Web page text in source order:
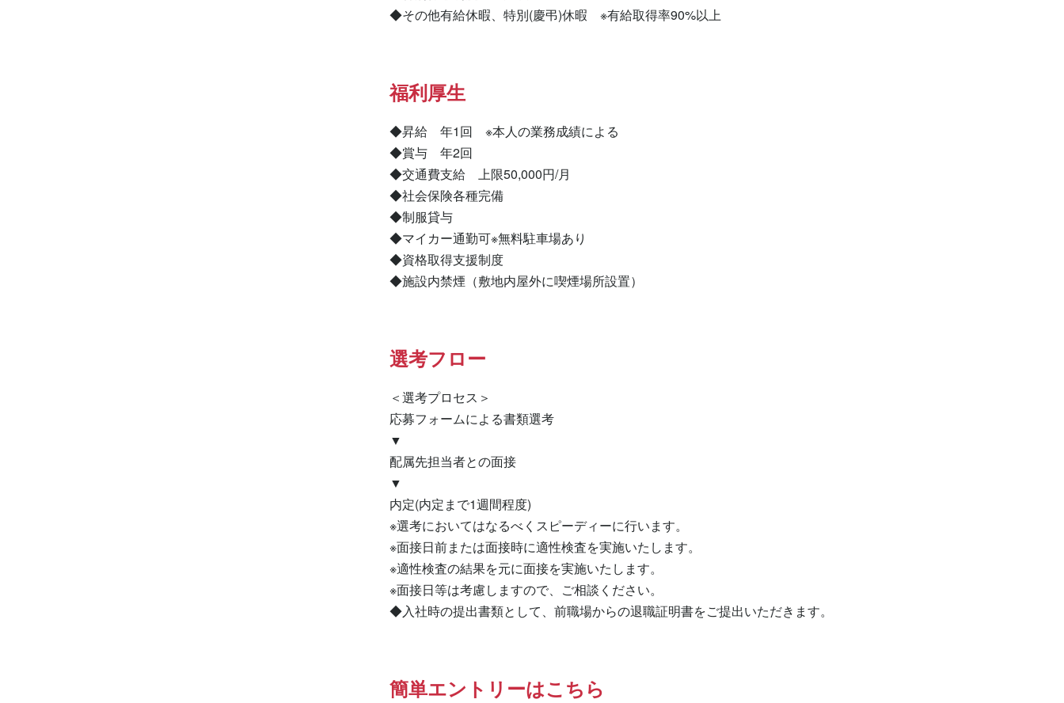
◆その他有給休暇、特別(慶弔)休暇　※有給取得率90%以上
福利厚生
◆昇給　年1回　※本人の業務成績による
◆賞与　年2回
◆交通費支給　上限50,000円/月
◆社会保険各種完備
◆制服貸与
◆マイカー通勤可※無料駐車場あり
◆資格取得支援制度
◆施設内禁煙（敷地内屋外に喫煙場所設置）
選考フロー
＜選考プロセス＞
応募フォームによる書類選考
▼
配属先担当者との面接
▼
内定(内定まで1週間程度)
※選考においてはなるべくスピーディーに行います。
※面接日前または面接時に適性検査を実施いたします。
※適性検査の結果を元に面接を実施いたします。
※面接日等は考慮しますので、ご相談ください。
◆入社時の提出書類として、前職場からの退職証明書をご提出いただきます。
簡単エントリーはこちら